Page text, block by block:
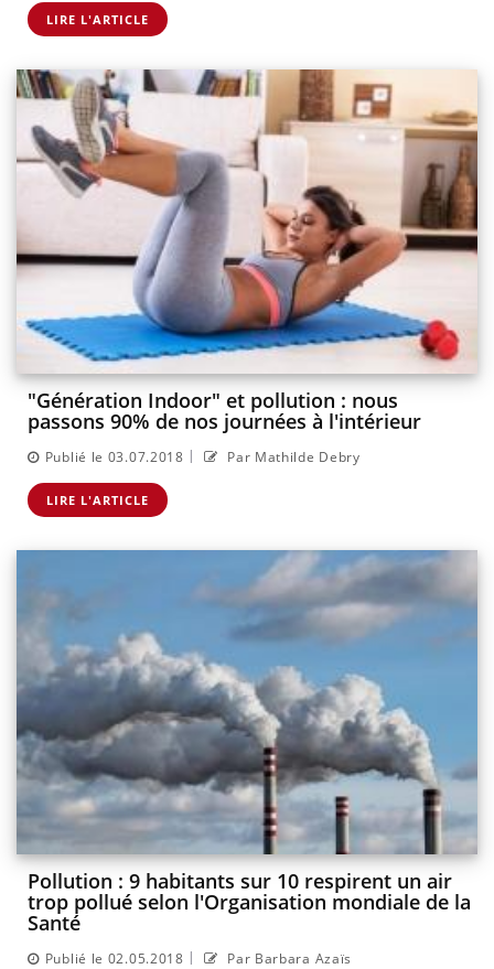
LIRE L'ARTICLE
"Génération Indoor" et pollution : nous
passons 90% de nos journées à l'intérieur
Publié le 03.07.2018 | Par Mathilde Debry
LIRE L'ARTICLE
Pollution : 9 habitants sur 10 respirent un air
trop pollué selon l'Organisation mondiale de la
Santé
Publié le 02.05.2018 | Par Barbara Azaïs